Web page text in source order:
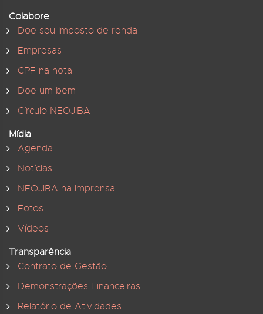
Colabore
Doe seu Imposto de renda
Empresas
CPF na nota
Doe um bem
Círculo NEOJIBA
Mídia
Agenda
Notícias
NEOJIBA na imprensa
Fotos
Vídeos
Transparência
Contrato de Gestão
Demonstrações Financeiras
Relatório de Atividades